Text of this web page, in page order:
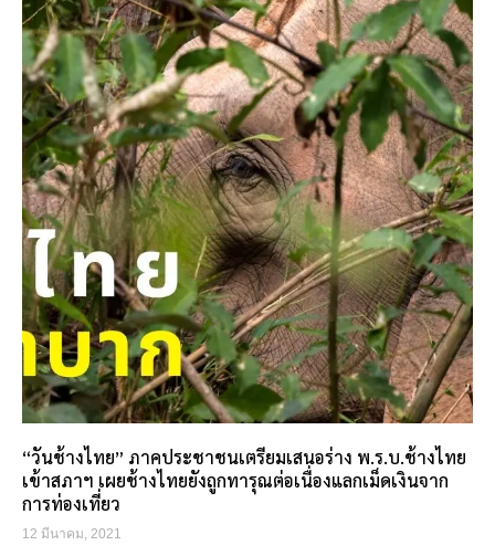
“วันช้างไทย” ภาคประชาชนเตรียมเสนอร่าง พ.ร.บ.ช้างไทย
เข้าสภาฯ เผยช้างไทยยังถูกทารุณต่อเนื่องแลกเม็ดเงินจาก
การท่องเที่ยว
12 มีนาคม, 2021